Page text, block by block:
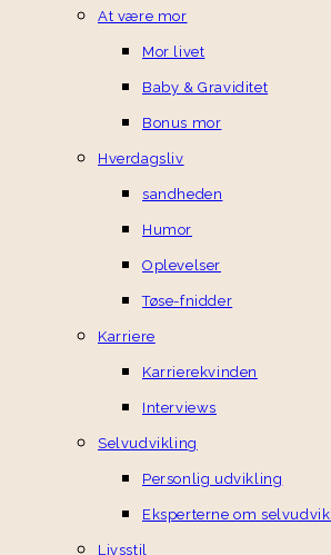
At være mor
Mor livet
Baby & Graviditet
Bonus mor
Hverdagsliv
sandheden
Humor
Oplevelser
Tøse-fnidder
Karriere
Karrierekvinden
Interviews
Selvudvikling
Personlig udvikling
Eksperterne om
Livsstil